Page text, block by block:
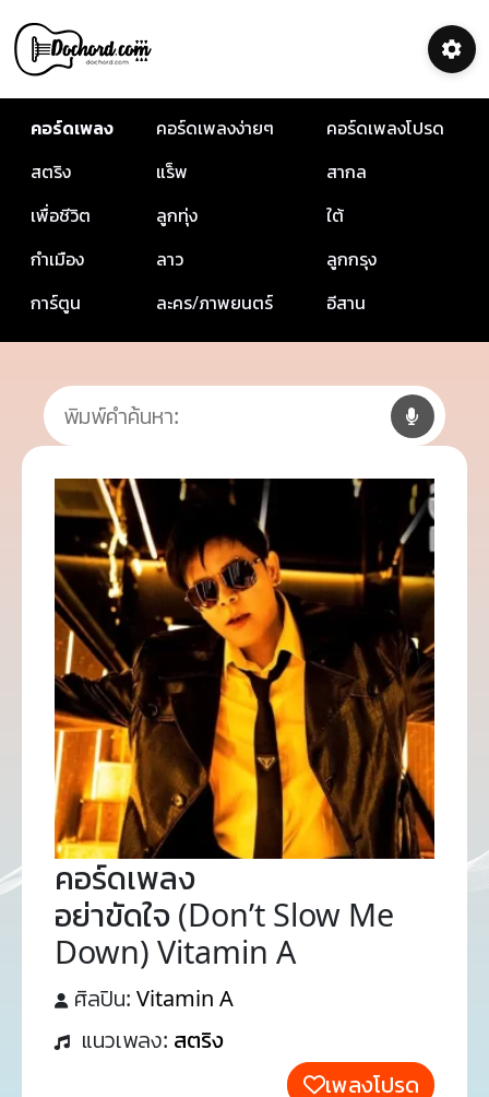
คอร์ดเพลง คอร์ดเพลงง่ายๆ
คอร์ดเพลงโปรด
สตริง
แร็พ
สากล
เพื่อชีวิต
ลูกทุ่ง
ใต้
กำเมือง
ลาว
ลูกกรุง
การ์ตูน
ละคร/ภาพยนตร์ อีสาน
คอร์ดเพลง
อย่าขัดใจ (Don’t Slow Me
Down) Vitamin A
ศิลปิน: Vitamin A
แนวเพลง: สตริง
เพลงโปรด